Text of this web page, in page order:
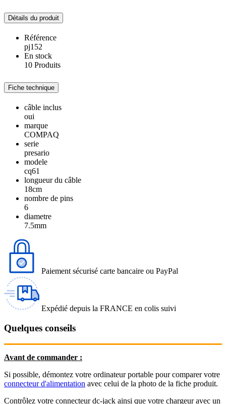
Détails du produit
Référence
pj152
En stock
10 Produits
Fiche technique
câble inclus
oui
marque
COMPAQ
serie
presario
modele
cq61
longueur du câble
18cm
nombre de pins
6
diametre
7.5mm
Paiement sécurisé carte bancaire ou PayPal
Expédié depuis la FRANCE en colis suivi
Quelques conseils
Avant de commander :
Si possible, démontez votre ordinateur portable pour comparer votre
connecteur d'alimentation avec celui de la photo de la fiche produit.
Contrôlez votre connecteur dc-jack ainsi que votre chargeur avec un